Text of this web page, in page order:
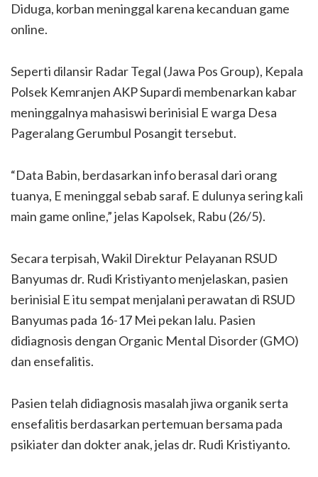
Diduga, korban meninggal karena kecanduan game
online.
Seperti dilansir Radar Tegal (Jawa Pos Group), Kepala
Polsek Kemranjen AKP Supardi membenarkan kabar
meninggalnya mahasiswi berinisial E warga Desa
Pageralang Gerumbul Posangit tersebut.
“Data Babin, berdasarkan info berasal dari orang
tuanya, E meninggal sebab saraf. E dulunya sering kali
main game online,” jelas Kapolsek, Rabu (26/5).
Secara terpisah, Wakil Direktur Pelayanan RSUD
Banyumas dr. Rudi Kristiyanto menjelaskan, pasien
berinisial E itu sempat menjalani perawatan di RSUD
Banyumas pada 16-17 Mei pekan lalu. Pasien
didiagnosis dengan Organic Mental Disorder (GMO)
dan ensefalitis.
Pasien telah didiagnosis masalah jiwa organik serta
ensefalitis berdasarkan pertemuan bersama pada
psikiater dan dokter anak, jelas dr. Rudi Kristiyanto.